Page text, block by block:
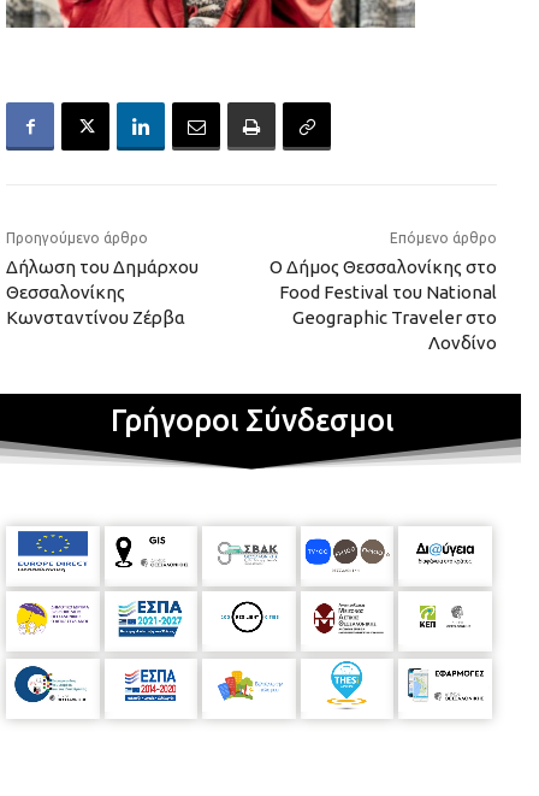
Προηγούμενο άρθρο
Δήλωση του Δημάρχου
Θεσσαλονίκης
Κωνσταντίνου Ζέρβα
Επόμενο άρθρο
Ο Δήμος Θεσσαλονίκης στο
Food Festival του National
Geographic Traveler στο
Λονδίνο
Γρήγοροι Σύνδεσμοι